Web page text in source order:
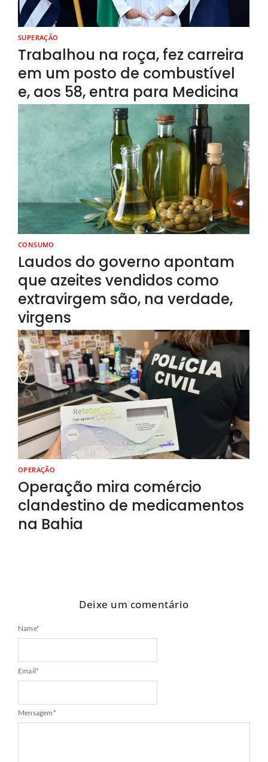
SUPERAÇÃO
Trabalhou na roça, fez carreira
em um posto de combustível
e, aos 58, entra para Medicina
CONSUMO
Laudos do governo apontam
que azeites vendidos como
extravirgem são, na verdade,
virgens
OPERAÇÃO
Operação mira comércio
clandestino de medicamentos
na Bahia
Deixe um comentário
Name*
Email*